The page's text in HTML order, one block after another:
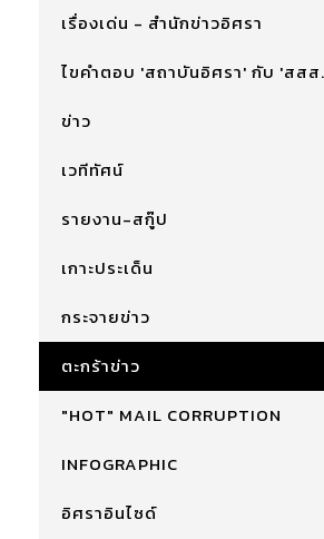
เรื่องเด่น - สำนักข่าวอิศรา
ไขคำตอบ 'สถาบันอิศรา' กับ 'สสส
ข่าว
เวทีทัศน์
รายงาน-สกู๊ป
เกาะประเด็น
กระจายข่าว
ตะกร้าข่าว
"HOT" MAIL CORRUPTION
INFOGRAPHIC
อิศราอินไซด์